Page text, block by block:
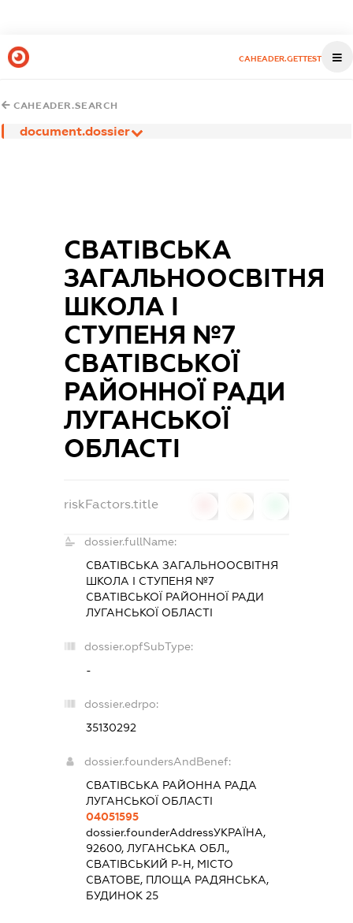
CAHEADER.GETTEST
CAHEADER.SEARCH
document.dossier
СВАТІВСЬКА
ЗАГАЛЬНООСВІТНЯ
ШКОЛА І
СТУПЕНЯ №7
СВАТІВСЬКОЇ
РАЙОННОЇ РАДИ
ЛУГАНСЬКОЇ
ОБЛАСТІ
riskFactors.title
dossier.fullName:
СВАТІВСЬКА ЗАГАЛЬНООСВІТНЯ
ШКОЛА І СТУПЕНЯ №7
СВАТІВСЬКОЇ РАЙОННОЇ РАДИ
ЛУГАНСЬКОЇ ОБЛАСТІ
dossier.opfSubType:
-
dossier.edrpo:
35130292
dossier.foundersAndBenef:
СВАТІВСЬКА РАЙОННА РАДА
ЛУГАНСЬКОЇ ОБЛАСТІ
04051595
dossier.founderAddressУКРАЇНА,
92600, ЛУГАНСЬКА ОБЛ.,
СВАТІВСЬКИЙ Р-Н, МІСТО
СВАТОВЕ, ПЛОЩА РАДЯНСЬКА,
БУДИНОК 25